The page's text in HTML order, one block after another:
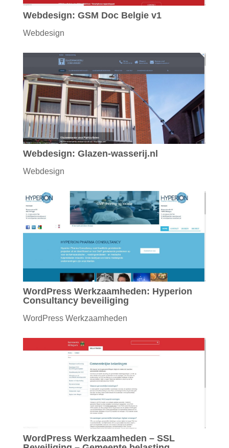
Webdesign: GSM Doc Belgie v1
Webdesign
Webdesign: Glazen-wasserij.nl
Webdesign
WordPress Werkzaamheden: Hyperion
Consultancy beveiliging
WordPress Werkzaamheden
WordPress Werkzaamheden – SSL